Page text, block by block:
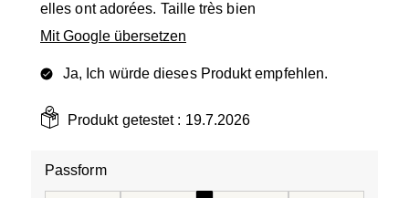
elles ont adorées. Taille très bien
Mit Google übersetzen
Ja, Ich würde dieses Produkt empfehlen.
Produkt getestet : 19.7.2026
Passform